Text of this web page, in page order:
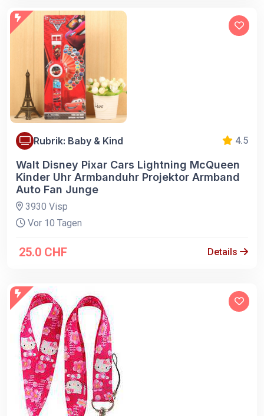
Rubrik: Baby & Kind 4.5
Walt Disney Pixar Cars Lightning McQueen
Kinder Uhr Armbanduhr Projektor Armband
Auto Fan Junge
3930 Visp
Vor 10 Tagen
25.0 CHF Details